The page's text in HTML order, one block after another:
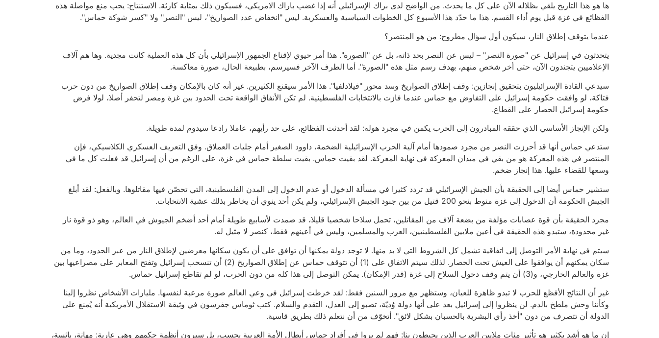
ها هو هذا التاريخ يلقي بظلاله الآن على كل ما يحدث. من الواضح لدى براك الإسرائيلي أنه إذا غضب باراك الامريكي، فسيكون ذلك بمثابة كارثة. الاستنتاج: يجب منع مواصلة هذه
الفظائع في غزة قبل يوم أداء القسم. هذا ما حدّد هذا الأسبوع كل الخطوات السياسية والعسكرية. ليس "انخفاض عدد الصواريخ"، ليس "النصر" ولا "كسر شوكة حماس".
عندما يتوقف إطلاق النار، سيكون أول سؤال مطروح: من هو المنتصر؟
يتحدثون في إسرائيل عن "صورة النصر" – ليس عن النصر بحد ذاته، بل عن "الصورة". هذا أمر حيوي لإقناع الجمهور الإسرائيلي بأن كل هذه العملية كانت مجدية. وها هم آلاف
الإعلاميين يتجندون الآن، حتى أخر شخص منهم، بهدف رسم مثل هذه "الصورة". أما الطرف الآخر فسيرسم، بطبيعة الحال، صورة معاكسة.
سيدعي القادة الإسرائيليون بتحقيق إنجازين: وقف إطلاق الصواريخ وسد محور "فيلادلفيا". هذا الأمر سيقنع الكثيرين. غير أنه كان بالإمكان وقف إطلاق الصواريخ من دون حرب
فتاكة، لو وافقت حكومة إسرائيل على التفاوض مع حماس عندما فازت بالانتخابات الفلسطينية. لم تكن الأنفاق الواقعة تحت الحدود بين غزة ومصر لتحفر أصلا، لولا فرض
حكومة إسرائيل الحصار على القطاع.
ولكن الإنجاز الأساسي الذي حققه المبادرون إلى الحرب يكمن في مجرد هوله: لقد أحدثت الفظائع، على حد رأيهم، عاملا رادعا سيدوم لمدة طويلة.
ستدعي حماس أنها قد أحرزت النصر من مجرد صمودها أمام آلية الحرب الإسرائيلية الضخمة، داوود الصغير أمام جليات العملاق. وفق التعريف العسكري الكلاسيكي، فإن
المنتصر في هذه المعركة هو من بقي في ميدان المعركة في نهاية المعركة. لقد بقيت حماس. بقيت سلطة حماس في غزة، على الرغم من أن إسرائيل قد فعلت كل ما في
وسعها للقضاء عليها. هذا إنجاز ضخم.
ستشير حماس أيضا إلى الحقيقة بأن الجيش الإسرائيلي قد تردد كثيرا في مسألة الدخول أو عدم الدخول إلى المدن الفلسطينية، التي تحصّن فيها مقاتلوها. وبالفعل: لقد أبلغ
الجيش الحكومة أن الدخول إلى غزة منوط بنحو 200 قتيل من بين جنود الجيش الإسرائيلي، ولم يكن أحد ينوي أن يخاطر بذلك عشية الانتخابات.
مجرد الحقيقة بأن قوة عصابات مؤلفة من بضعة آلاف من المقاتلين، تحمل سلاحا شخصيا قليلا، قد صمدت لأسابيع طويلة أمام أحد أضخم الجيوش في العالم، وهو ذو قوة نار
غير محدودة، ستبدو هذه الحقيقة في أعين ملايين الفلسطينيين، العرب والمسلمين، وليس في أعينهم فقط، كنصر لا مثيل له.
سيتم في نهاية الأمر التوصل إلى اتفاقية تشمل كل الشروط التي لا بد منها. لا توجد دولة يمكنها أن توافق على أن يكون سكانها معرضين لإطلاق النار من عبر الحدود، وما من
سكان يمكنهم أن يوافقوا على العيش تحت الحصار. لذلك سيتم الاتفاق على (1) أن تتوقف حماس عن إطلاق الصواريخ (2) أن تنسحب إسرائيل وتفتح المعابر على مصراعيها بين
غزة والعالم الخارجي، و(3) أن يتم وقف دخول السلاح إلى غزة (قدر الإمكان). يمكن التوصل إلى هذا كله من دون الحرب، لو لم تقاطع إسرائيل حماس.
غير أن النتائج الأفظع للحرب لا تبدو ظاهرة للعيان، وستظهر مع مرور السنين فقط: لقد خرطت إسرائيل في وعي العالم صورة مرعبة لنفسها. مليارات الأشخاص نظروا إلينا
وكأننا وحش ملطخ بالدم. لن ينظروا إلى إسرائيل بعد على أنها دولة وُديّة، تصبو إلى العدل، التقدم والسلام. كتب ثوماس جفرسون في وثيقة الاستقلال الأمريكية أنه يُمنع على
الدولة أن تتصرف من دون "أخذ رأي البشرية بالحسبان بشكل لائق". أتخوّف من أن نتعلم ذلك بطريق قاسية.
إن ما هو أشد بكثير هو تأثير مئات ملايين العرب الذين يحيطون بنا: فهم لم يروا في أفراد حماس أبطال الأمة العربية بحسب، بل سيرون أنظمة حكمهم وهي عارية: مهانة، بائسة،